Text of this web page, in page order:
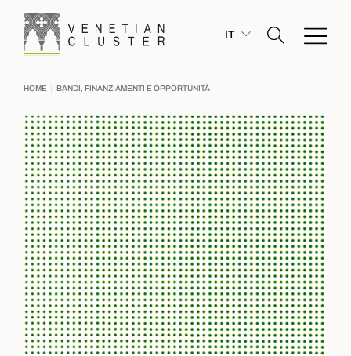
IT
HOME | BANDI, FINANZIAMENTI E OPPORTUNITÀ